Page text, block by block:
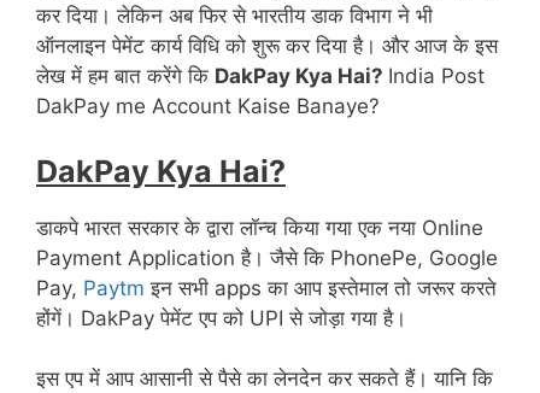
कर दिया। लेकिन अब फिर से भारतीय डाक विभाग ने भी
ऑनलाइन पेमेंट कार्य विधि को शुरू कर दिया है। और आज के इस
लेख में हम बात करेंगे कि DakPay Kya Hai? India Post
DakPay me Account Kaise Banaye?
DakPay Kya Hai?
डाकपे भारत सरकार के द्वारा लॉन्च किया गया एक नया Online
Payment Application है। जैसे कि PhonePe, Google
Pay, Paytm इन सभी apps का आप इस्तेमाल तो जरूर करते
होंगें। DakPay पेमेंट एप को UPI से जोड़ा गया है।
इस एप में आप आसानी से पैसे का लेनदेन कर सकते हैं। यानि कि